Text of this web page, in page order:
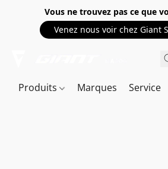
Vous ne trouvez pas ce que
Venez nous voir chez Giant
Produits Marques Service